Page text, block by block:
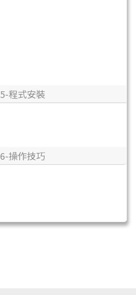
5-程式安裝
6-操作技巧